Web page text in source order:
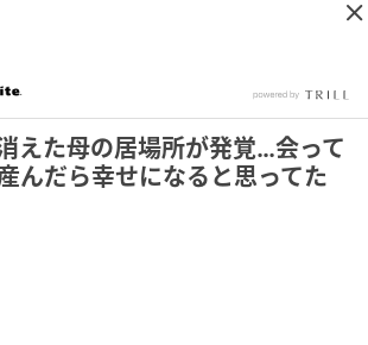
えた母の居場所が発覚…会って
んだら幸せになると思ってた